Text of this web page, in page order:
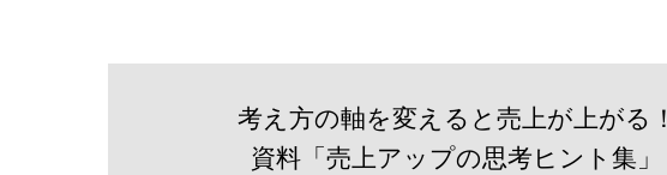
考え方の軸を変えると売上が上がる！
資料「売上アップの思考ヒント集」